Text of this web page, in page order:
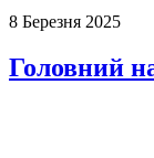
8 Березня 2025
Головний